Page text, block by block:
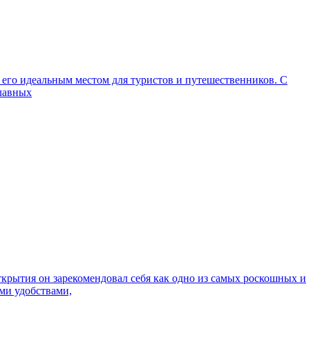
идеальным местом для туристов и путешественников. С
он зарекомендовал себя как одно из самых роскошных и
удобствами,